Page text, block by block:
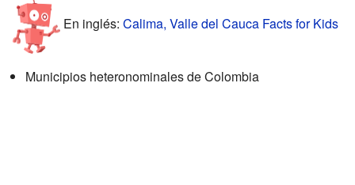
En inglés: Calima, Valle del Cauca Facts for Kids
Municipios heteronominales de Colombia